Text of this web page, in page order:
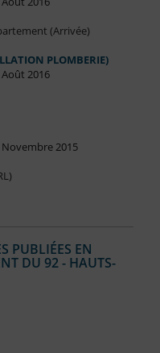
(Arrivée)
PLOMBERIE)
2016
2015
PUBLIÉES EN
DU 92 - HAUTS-